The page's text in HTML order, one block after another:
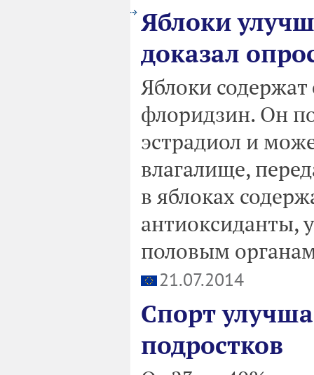
Яблоки
доказал
Яблоки
флоридзин. Он
эстрадиол и
влагалище,
в яблоках
антиоксиданты,
половым
21.07.2014
Спорт
подростков